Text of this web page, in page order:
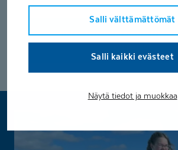
Salli välttämättömät
Salli kaikki evästeet
Näytä tiedot ja muokkaa
Katso toimintaterapeuttien avoimet
työpaikat